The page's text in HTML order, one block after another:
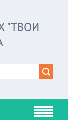
"ТВОИ